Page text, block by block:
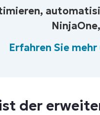
Erfahren Sie
der